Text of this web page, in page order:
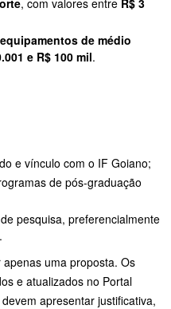
, com valores entre R$ 3
equipamentos de médio
e R$ 100 mil.
e vínculo com o IF Goiano;
de pós-graduação
pesquisa, preferencialmente
uma proposta. Os
e atualizados no Portal
apresentar justificativa,